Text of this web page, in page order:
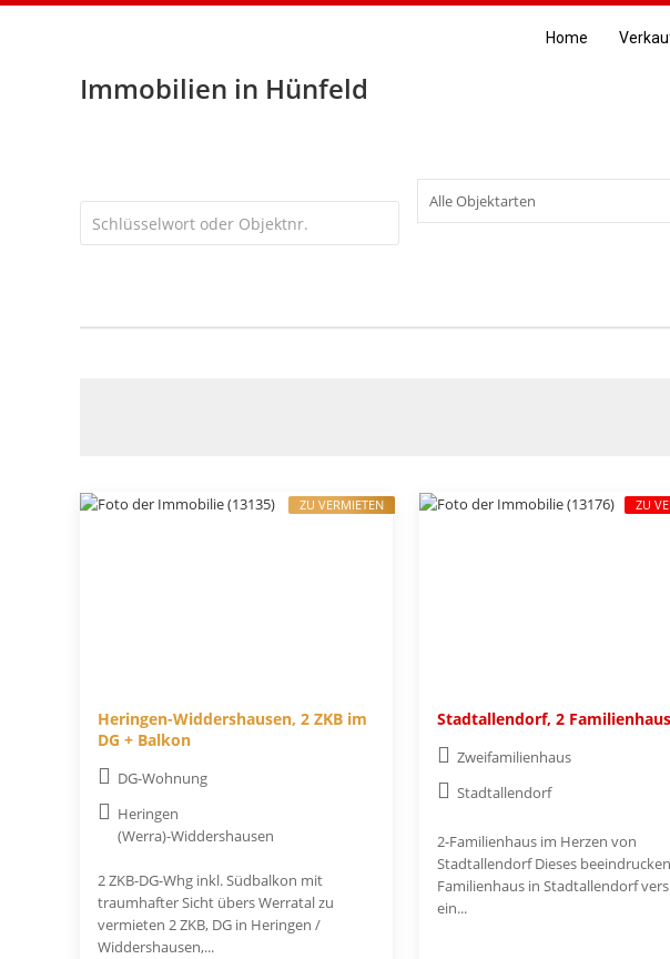
Home
Immobilien in Hünfeld
Heringen-Widdershausen, 2 ZKB im
DG + Balkon
DG-Wohnung
Heringen
(Werra)-Widdershausen
2 ZKB-DG-Whg inkl. Südbalkon mit
traumhafter Sicht übers Werratal zu
vermieten 2 ZKB, DG in Heringen /
Widdershausen,...
ZU VERMIETEN
Stadtallendorf, 2 Familienhaus
Zweifamilienhaus
Stadtallendorf
2-Familienhaus im Herzen von
Stadtallendorf Dieses
Familienhaus in Stadtallendorf
ein...
ZU